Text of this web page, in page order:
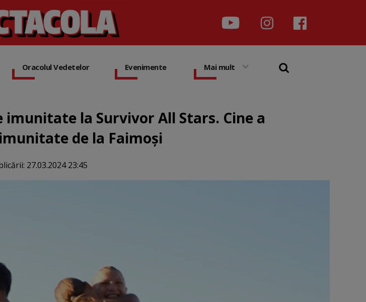
Oracolul Vedetelor Evenimente Mai mult
la Survivor All Stars. Cine a
de la Faimoși
27.03.2024 23:45